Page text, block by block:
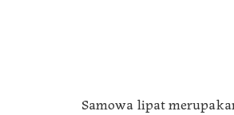
Samowa lipat